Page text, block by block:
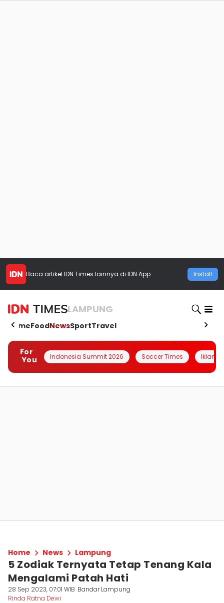
Baca artikel IDN Times lainnya di IDN App Install
LAMPUNG
HomeFoodNewsSportTravel
For
You
Indonesia Summit 2026 Soccer Times Iklanin
Home News Lampung
5 Zodiak Ternyata Tetap Tenang Kala
Mengalami Patah Hati
28 Sep 2023, 07:01 WIB Bandar Lampung
Rinda Ratna Dewi